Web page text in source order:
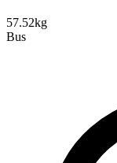
57.52kg
Bus